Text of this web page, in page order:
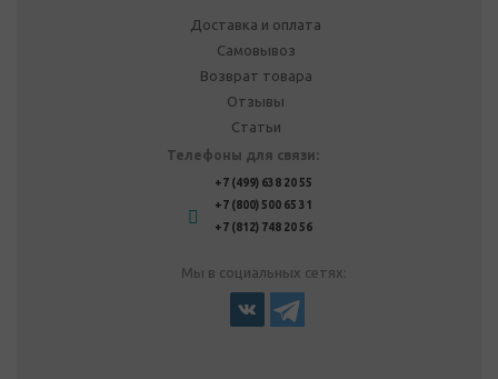
Доставка и оплата
Самовывоз
Возврат товара
Отзывы
Статьи
Телефоны для связи:
+7 (499) 638 20 55
+7 (800) 500 65 31
+7 (812) 748 20 56
Мы в социальных сетях: